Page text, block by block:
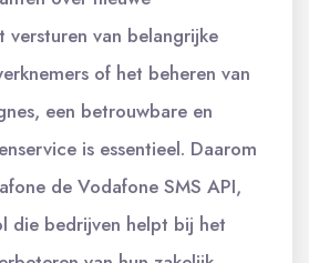
versturen van belangrijke
of het beheren van
een betrouwbare en
is essentieel. Daarom
de Vodafone SMS API,
die bedrijven helpt bij het